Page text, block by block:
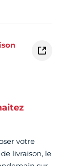
votre
livraison, le